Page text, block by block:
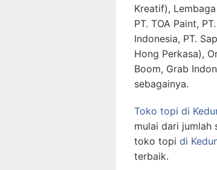
Kreatif),
PT. TOA Paint,
Indonesia, PT.
Hong Perkasa),
Boom, Grab
sebagainya.
Toko topi di
mulai dari jumlah
toko topi di
terbaik.